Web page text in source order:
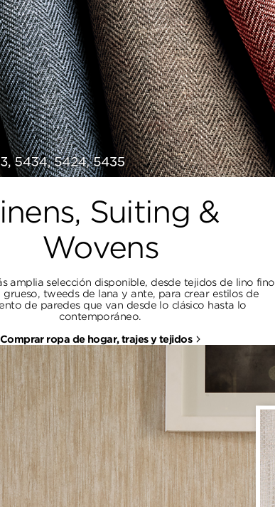
Suiting &
Wovens
amplia selección disponible, desde tejidos de lino fino
grueso, tweeds de lana y ante, para crear estilos de
de paredes que van desde lo clásico hasta lo
contemporáneo.
Comprar ropa de hogar, trajes y tejidos